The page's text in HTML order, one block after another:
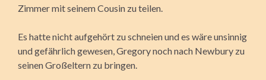
Zimmer mit seinem Cousin zu teilen.
Es hatte nicht aufgehört zu schneien und es wäre unsinnig
und gefährlich gewesen, Gregory noch nach Newbury zu
seinen Großeltern zu bringen.